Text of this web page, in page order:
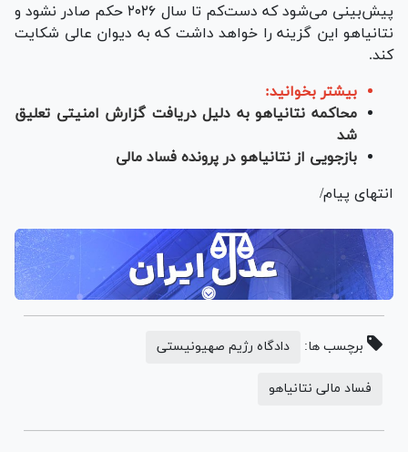
پیش‌بینی می‌شود که دست‌کم تا سال ۲۰۲۶ حکم صادر نشود و
نتانیاهو این گزینه را خواهد داشت که به دیوان عالی شکایت
کند.
بیشتر بخوانید:
محاکمه نتانیاهو به دلیل دریافت گزارش امنیتی تعلیق
شد
بازجویی از نتانیاهو در پرونده فساد مالی
انتهای پیام/
برچسب ها: دادگاه رژیم صهیونیستی
فساد مالی نتانیاهو